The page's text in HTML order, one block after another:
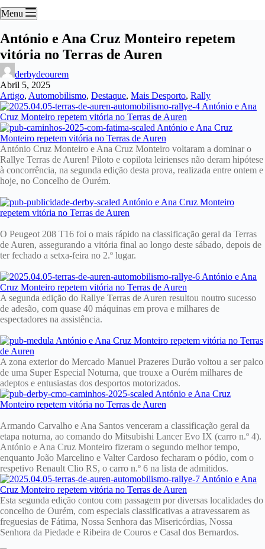
Menu
António e Ana Cruz Monteiro repetem
vitória no Terras de Auren
derbydeourem
Abril 5, 2025
Artigo, Automobilismo, Destaque, Mais Desporto, Rally
António Cruz Monteiro e Ana Cruz Monteiro voltaram a dominar o
Rallye Terras de Auren! Piloto e copilota leirienses não deram hipótese
à concorrência, na segunda edição desta prova, realizada entre ontem e
hoje, no Concelho de Ourém.
O Peugeot 208 T16 foi o mais rápido na classificação geral da Terras
de Auren, assegurando a vitória final ao longo deste sábado, depois de
ter fechado a setxa-feira no 2.º lugar.
A segunda edição do Rallye Terras de Auren resultou noutro sucesso
de adesão, com quase 40 máquinas em prova e milhares de
espectadores na assistência.
A zona exterior do Mercado Manuel Prazeres Durão voltou a ser palco
de uma Super Especial Noturna, que trouxe a Ourém milhares de
adeptos e entusiastas dos desportos motorizados.
Armando Carvalho e Ana Santos venceram a classificação geral da
etapa noturna, ao comando do Mitsubishi Lancer Evo IX (carro n.º 4).
António e Ana Cruz Monteiro fizeram o segundo melhor tempo,
enquanto João Marcelino e Valter Cardoso fecharam o pódio, com o
respetivo Renault Clio RS, o carro n.º 6 na lista de admitidos.
Esta segunda edição contou com passagem por diversas localidades do
concelho de Ourém, com especiais classificativas a atravessarem as
freguesias de Fátima, Nossa Senhora das Misericórdias, Nossa
Senhora da Piedade e Ribeira de Couros e Casal dos Bernardos.